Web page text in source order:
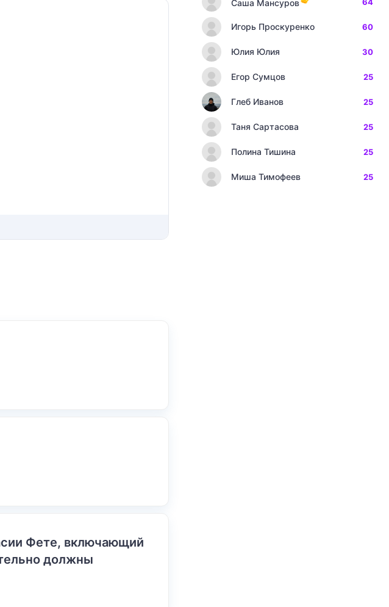
Фете, включающий
должны
Саша Мансуров
Игорь Проскуренко 60
Юлия Юлия 30
Егор Сумцов 25
Глеб Иванов 25
Таня Сартасова 25
Полина Тишина 25
Миша Тимофеев 25